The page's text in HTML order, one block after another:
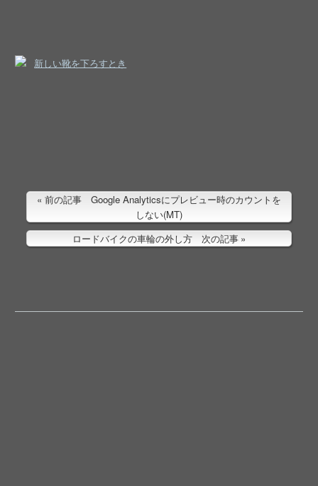
新しい靴を下ろすとき
前の記事 Google Analyticsにプレビュー時のカウントを
しない(MT)
ロードバイクの車輪の外し方 次の記事